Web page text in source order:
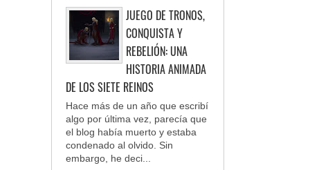
JUEGO DE TRONOS,
CONQUISTA Y
REBELIÓN: UNA
HISTORIA ANIMADA
DE LOS SIETE REINOS
Hace más de un año que escribí
algo por última vez, parecía que
el blog había muerto y estaba
condenado al olvido. Sin
embargo, he deci...